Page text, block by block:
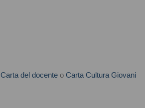
Carta del docente o Carta Cultura Giovani